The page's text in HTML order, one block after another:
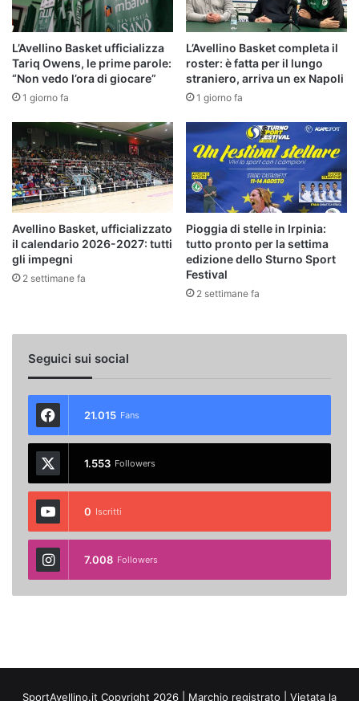
L’Avellino Basket ufficializza
Tariq Owens, le prime parole:
“Non vedo l’ora di giocare”
1 giorno fa
L’Avellino Basket completa il
roster: è fatta per il lungo
straniero, arriva un ex Napoli
1 giorno fa
Avellino Basket, ufficializzato
il calendario 2026-2027: tutti
gli impegni
2 settimane fa
Pioggia di stelle in Irpinia:
tutto pronto per la settima
edizione dello Sturno Sport
Festival
2 settimane fa
Seguici sui social
21.015 Fans
1.553 Followers
0 Iscritti
7.008 Followers
SportAvellino.it Copyright 2026 | Marchio registrato | Vietata la